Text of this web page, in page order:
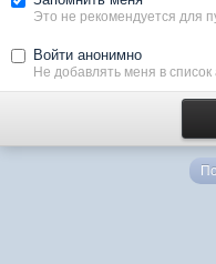
Это не рекомендуется для
Войти анонимно
Не добавлять меня в